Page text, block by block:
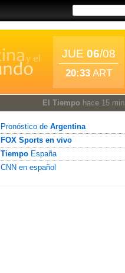
JUE 06/08
20:33 ART
El Tiempo hace 15 min
Pronóstico de Argentina
FOX Sports en vivo
Tiempo España
CNN en español